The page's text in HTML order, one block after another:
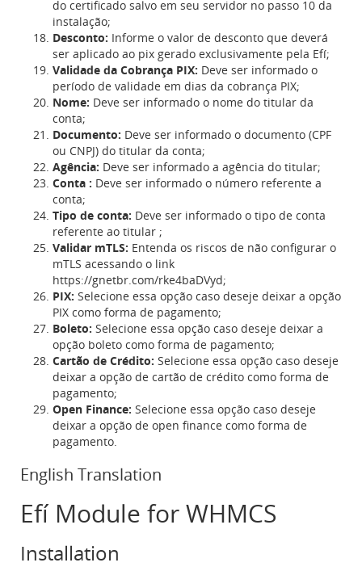
do certificado salvo em seu servidor no passo 10 da
instalação;
Desconto: Informe o valor de desconto que deverá
ser aplicado ao pix gerado exclusivamente pela Efí;
Validade da Cobrança PIX: Deve ser informado o
período de validade em dias da cobrança PIX;
Nome: Deve ser informado o nome do titular da
conta;
Documento: Deve ser informado o documento (CPF
ou CNPJ) do titular da conta;
Agência: Deve ser informado a agência do titular;
Conta : Deve ser informado o número referente a
conta;
Tipo de conta: Deve ser informado o tipo de conta
referente ao titular ;
Validar mTLS: Entenda os riscos de não configurar o
mTLS acessando o link
https://gnetbr.com/rke4baDVyd;
PIX: Selecione essa opção caso deseje deixar a opção
PIX como forma de pagamento;
Boleto: Selecione essa opção caso deseje deixar a
opção boleto como forma de pagamento;
Cartão de Crédito: Selecione essa opção caso deseje
deixar a opção de cartão de crédito como forma de
pagamento;
Open Finance: Selecione essa opção caso deseje
deixar a opção de open finance como forma de
pagamento.
English Translation
Efí Module for WHMCS
Installation